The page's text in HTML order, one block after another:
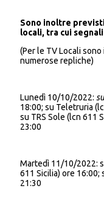
Sono inoltre
locali, tra cui
(Per le TV Locali
numerose repliche)
Lunedì 10/10/2022: su
18:00; su Teletruria
su TRS Sole (lcn 611
23:00
Martedì 11/10/2022:
611 Sicilia) ore 16:00;
21:30